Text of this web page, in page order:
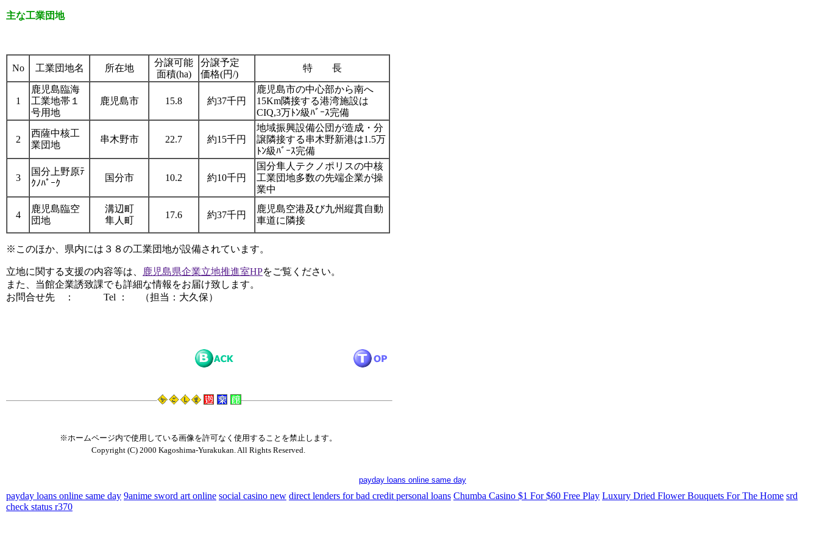
主な工業団地
No 工業団地名 所在地
分譲可能
面積(ha)
分譲予定
価格(円/)
特 長
1
鹿児島臨海
工業地帯１
号用地
鹿児島市 15.8 約37千円
鹿児島市の中心部から南へ
15Km隣接する港湾施設は
CIQ,3万ﾄﾝ級ﾊﾞｰｽ完備
2
西薩中核工
業団地
串木野市 22.7 約15千円
地域振興設備公団が造成・分
譲隣接する串木野新港は1.5万
ﾄﾝ級ﾊﾞｰｽ完備
3
国分上野原ﾃ
ｸﾉﾊﾟｰｸ
国分市 10.2 約10千円
国分隼人テクノポリスの中核
工業団地多数の先端企業が操
業中
4
鹿児島臨空
団地
溝辺町
隼人町
17.6 約37千円
鹿児島空港及び九州縦貫自動
車道に隣接
※このほか、県内には３８の工業団地が設備されています。
立地に関する支援の内容等は、 鹿児島県企業立地推進室HPをご覧ください。
また、当館企業誘致課でも詳細な情報をお届け致します。
お問合せ先 ： Tel ： （担当：大久保）
※ホームページ内で使用している画像を許可なく使用することを禁止します。
Copyright (C) 2000 Kagoshima-Yurakukan. All Rights Reserved.
payday loans online same day
payday loans online same day 9anime sword art online social casino new direct lenders for bad credit personal loans Chumba Casino $1 For $60 Free Play Luxury Dried Flower Bouquets For The Home srd
check status r370